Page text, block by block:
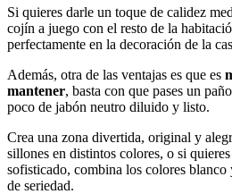
Si quieres darle un toque de calidez
cojín a juego con el resto de la
perfectamente en la decoración de la
Además, otra de las ventajas es que es
mantener, basta con que pases un
poco de jabón neutro diluido y listo.
Crea una zona divertida, original y
sillones en distintos colores, o si
sofisticado, combina los colores
de seriedad.